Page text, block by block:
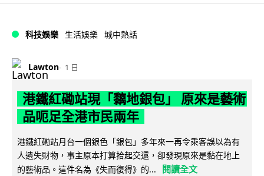
科技娛樂 生活娛樂 城中熱話
Lawton 1 日
港鐵紅磡站現「黐地銀包」 原來是藝術
品呃足全港市民兩年
港鐵紅磡站月台一個銀色「銀包」多年來一再令乘客誤以為有
人遺失財物，事主原本打算拾起交還，卻發現原來是黏在地上
的藝術品。這件名為《失而復得》的...
閱讀全文